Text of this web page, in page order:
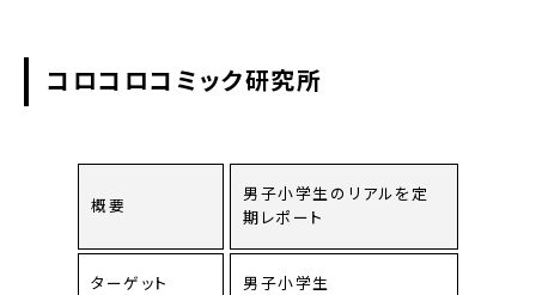
コロコロコミック研究所
概要
男子小学生のリアルを定
期レポート
ターゲット 男子小学生